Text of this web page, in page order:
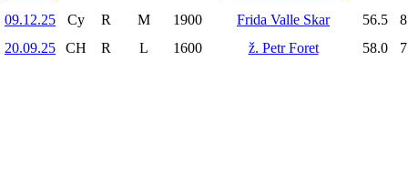
09.12.25
Cy R M 1900 Frida Valle Skar 56.5
20.09.25
CH R L 1600 ž. Petr Foret 58.0